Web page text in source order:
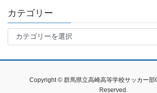
カテゴリー
テ
Copyright © 群馬県立高崎高等学校サッカー部
Reserved.